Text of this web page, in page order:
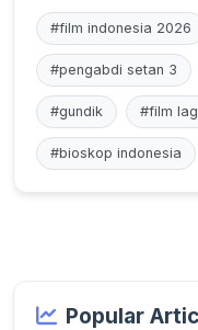
#film indonesia 2026
#pengabdi setan 3
#gundik #film
#bioskop indonesia
Popular